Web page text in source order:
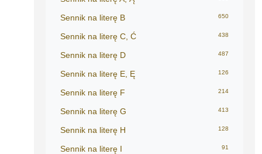
Sennik na literę B 650
Sennik na literę C, Ć 438
Sennik na literę D 487
Sennik na literę E, Ę 126
Sennik na literę F 214
Sennik na literę G 413
Sennik na literę H 128
Sennik na literę I 91